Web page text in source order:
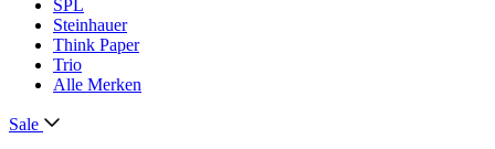
SPL
Steinhauer
Think Paper
Trio
Alle Merken
Sale